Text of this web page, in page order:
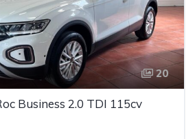
20
Business 2.0 TDI 115cv